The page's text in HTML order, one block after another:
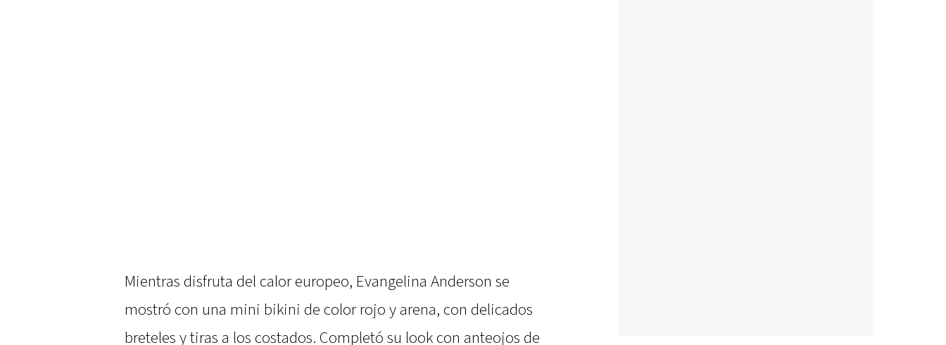
Mientras disfruta del calor europeo, Evangelina Anderson se
mostró con una mini bikini de color rojo y arena, con delicados
breteles y tiras a los costados. Completó su look con anteojos de